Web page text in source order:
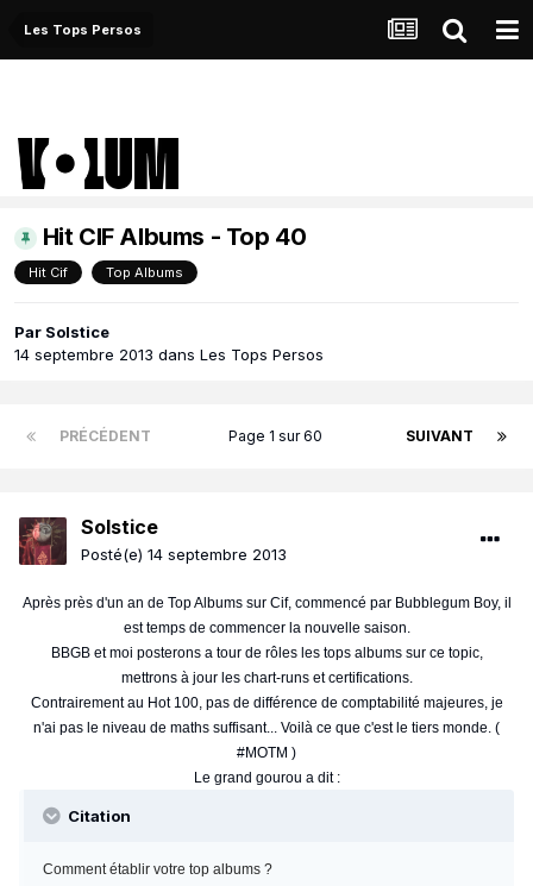
Les Tops Persos
Hit CIF Albums - Top 40
Hit Cif Top Albums
Par Solstice
14 septembre 2013 dans Les Tops Persos
PRÉCÉDENT SUIVANT
Page 1 sur 60
Solstice
Posté(e) 14 septembre 2013
Après près d'un an de Top Albums sur Cif, commencé par Bubblegum Boy, il
est temps de commencer la nouvelle saison.
BBGB et moi posterons a tour de rôles les tops albums sur ce topic,
mettrons à jour les chart-runs et certifications.
Contrairement au Hot 100, pas de différence de comptabilité majeures, je
n'ai pas le niveau de maths suffisant... Voilà ce que c'est le tiers monde. (
#MOTM )
Le grand gourou a dit :
Citation
Comment établir votre top albums ?